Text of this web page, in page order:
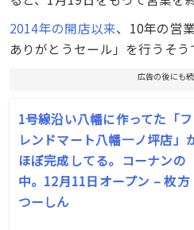
2014年の開店以来、10年の営
ありがとうセール」を行うそう
広告の後にも
1号線沿い八幡に作ってた「フ
レンドマート八幡一ノ坪店」
ほぼ完成してる。コーナンの
中。12月11日オープン – 枚方
つーしん